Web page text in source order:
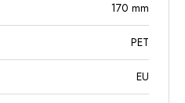
170 mm
PET
EU